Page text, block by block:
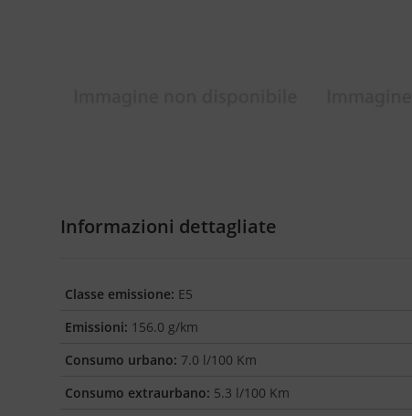
Informazioni dettagliate
Classe emissione: E5
Emissioni: 156.0 g/km
Consumo urbano: 7.0 l/100 Km
Consumo extraurbano: 5.3 l/100 Km